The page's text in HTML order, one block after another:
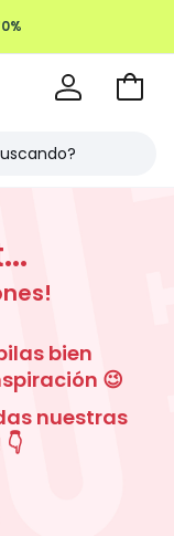
Ir
bien
😉
nuestras